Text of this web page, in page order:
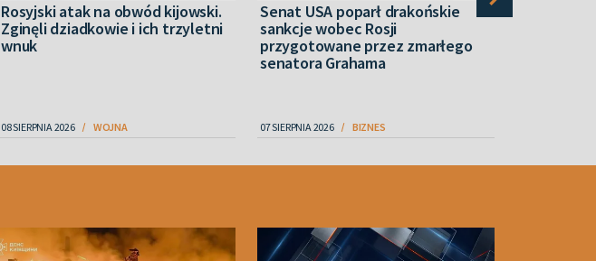
Rosyjski atak na obwód kijowski.
Zginęli dziadkowie i ich trzyletni
wnuk
08 SIERPNIA 2026 WOJNA
Senat USA poparł drakońskie
sankcje wobec Rosji
przygotowane przez zmarłego
senatora Grahama
07 SIERPNIA 2026 BIZNES